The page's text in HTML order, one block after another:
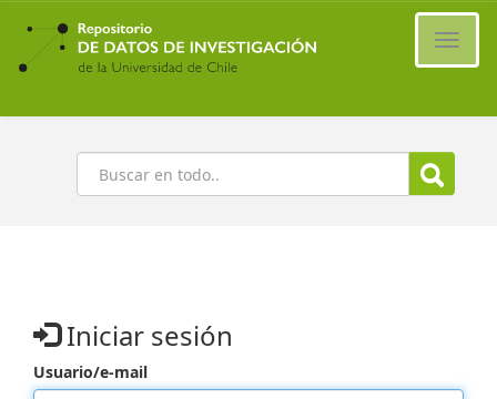
Ir
contenido
principal
Buscar
Iniciar sesión
Usuario/e-mail